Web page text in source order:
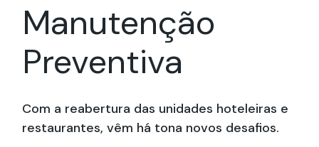
Manutenção
Preventiva
Com a reabertura das unidades hoteleiras e
restaurantes, vêm há tona novos desafios.